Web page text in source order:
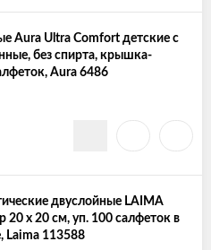
Aura Ultra Comfort детские с
без спирта, крышка-
Aura 6486
двуслойные LAIMA
20 х 20 см, уп. 100 салфеток в
Laima 113588